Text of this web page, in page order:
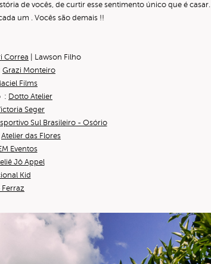
de vocês, de curtir esse sentimento único que é casar.
um . Vocês são demais !!
Correa | Lawson Filho
Grazi Monteiro
Films
: Dotto Atelier
Seger
Sul Brasileiro - Osório
Atelier das Flores
Eventos
Jô Appel
Kid